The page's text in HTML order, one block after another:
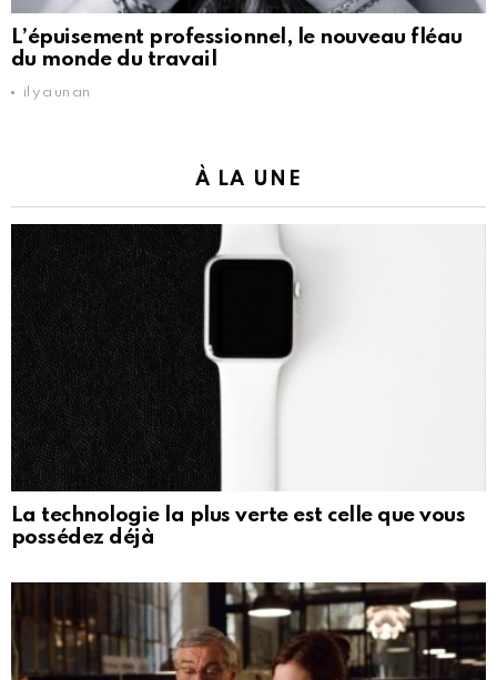
L’épuisement professionnel, le nouveau fléau
du monde du travail
il y a un an
À LA UNE
La technologie la plus verte est celle que vous
possédez déjà